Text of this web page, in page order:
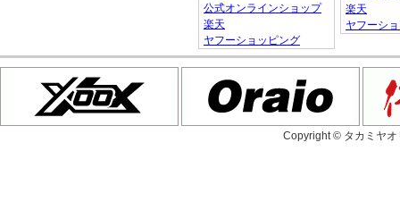
公式オンラインショップ
楽天
ヤフーショッピング
楽天
ヤフーシ
Copyright © タカミヤ